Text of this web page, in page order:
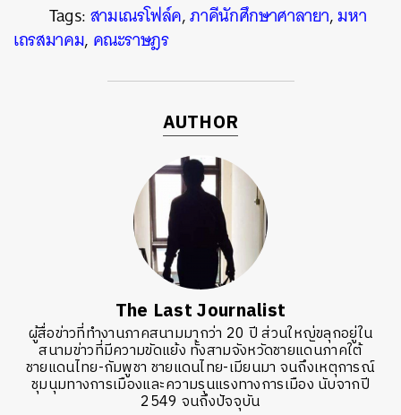
Tags:สามเณรโฟล์ค,ภาคีนักศึกษาศาลายา,มหา
เถรสมาคม, คณะราษฎร
AUTHOR
The Last Journalist
ผู้สื่อข่าวที่ทำงานภาคสนามมากว่า 20 ปี ส่วนใหญ่ขลุกอยู่ใน
สนามข่าวที่มีความขัดแย้ง ทั้งสามจังหวัดชายแดนภาคใต้
ชายแดนไทย-กัมพูชา ชายแดนไทย-เมียนมา จนถึงเหตุการณ์
ชุมนุมทางการเมืองและความรุนแรงทางการเมือง นับจากปี
2549 จนถึงปัจจุบัน